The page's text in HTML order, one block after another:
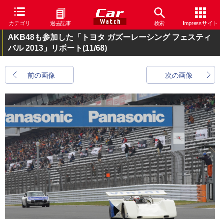
カテゴリ 過去記事 検索 Impressサイト
AKB48も参加した「トヨタ ガズーレーシング フェスティ
バル 2013」リポート(11/68)
前の画像 次の画像